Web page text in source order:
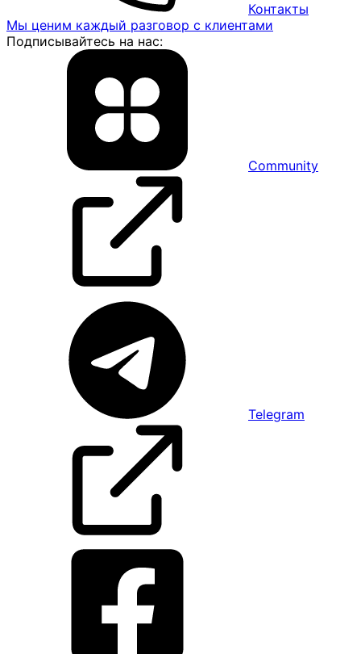
Контакты
Мы ценим каждый разговор с клиентами
Подписывайтесь на нас:
Community
Telegram